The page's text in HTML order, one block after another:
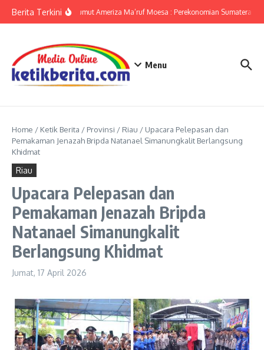
Berita TerkiniKPwBI Sumut Ameriza Ma’ruf Moesa : Perekonomian Sumatera
Menu
Home / Ketik Berita / Provinsi / Riau / Upacara Pelepasan dan
Pemakaman Jenazah Bripda Natanael Simanungkalit Berlangsung
Khidmat
Riau
Upacara Pelepasan dan
Pemakaman Jenazah Bripda
Natanael Simanungkalit
Berlangsung Khidmat
Jumat, 17 April 2026